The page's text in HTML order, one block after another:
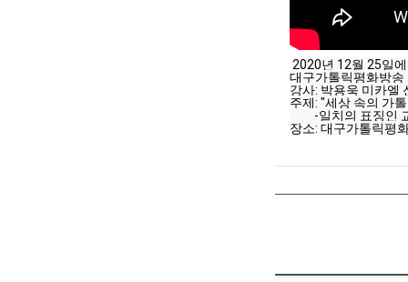
2020년 12월 25일
대구가톨릭평화방송
강사: 박용욱 미카엘
주제: "세상 속의 가
-일치의 표징인
장소: 대구가톨릭평